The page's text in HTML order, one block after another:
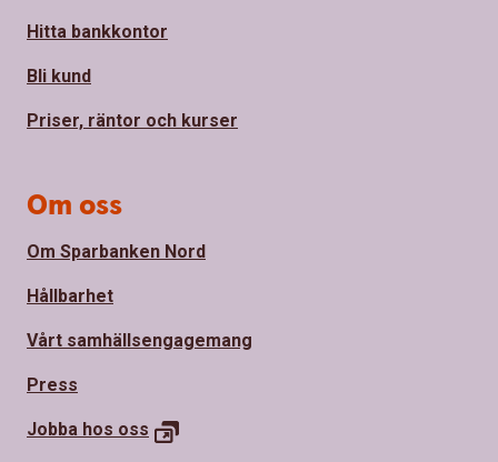
Hitta bankkontor
Bli kund
Priser, räntor och kurser
Om oss
Om Sparbanken Nord
Hållbarhet
Vårt samhällsengagemang
Press
Jobba hos oss